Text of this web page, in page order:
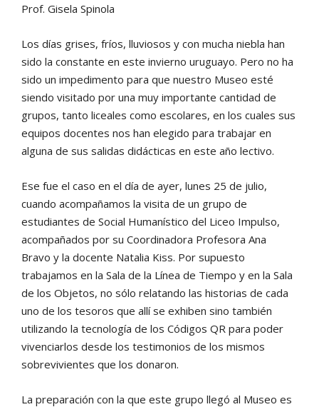
Prof. Gisela Spinola
Los días grises, fríos, lluviosos y con mucha niebla han
sido la constante en este invierno uruguayo. Pero no ha
sido un impedimento para que nuestro Museo esté
siendo visitado por una muy importante cantidad de
grupos, tanto liceales como escolares, en los cuales sus
equipos docentes nos han elegido para trabajar en
alguna de sus salidas didácticas en este año lectivo.
Ese fue el caso en el día de ayer, lunes 25 de julio,
cuando acompañamos la visita de un grupo de
estudiantes de Social Humanístico del Liceo Impulso,
acompañados por su Coordinadora Profesora Ana
Bravo y la docente Natalia Kiss. Por supuesto
trabajamos en la Sala de la Línea de Tiempo y en la Sala
de los Objetos, no sólo relatando las historias de cada
uno de los tesoros que allí se exhiben sino también
utilizando la tecnología de los Códigos QR para poder
vivenciarlos desde los testimonios de los mismos
sobrevivientes que los donaron.
La preparación con la que este grupo llegó al Museo es